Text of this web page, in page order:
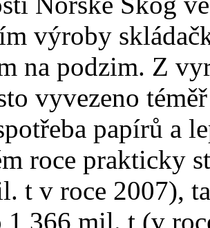
výroby
na podzim. Z
vyvezeno
papírů a
roce prakticky
t v roce 2007),
1,366 mil. t (v